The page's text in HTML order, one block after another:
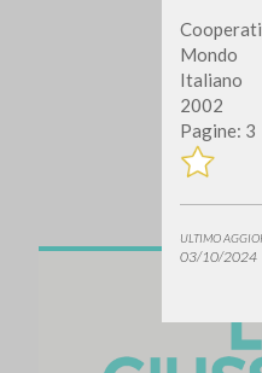
Mondo
Italiano
2002
Pagine: 3
ULTIMO
03/10/2024